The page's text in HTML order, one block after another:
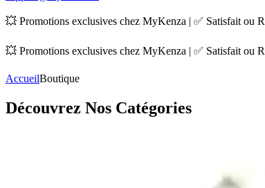
💥 Promotions exclusives chez MyKenza | ✅ Satisfait
💥 Promotions exclusives chez MyKenza | ✅ Satisfait
AccueilBoutique
Découvrez Nos Catégories